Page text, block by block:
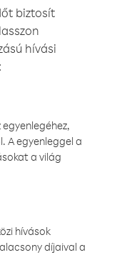
biztosít
hívási
A egyenleggel a
a világ
hívások
díjaival a